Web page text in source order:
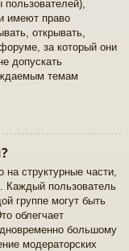
имеют право
открывать,
за который они
допускать
темам
структурные части,
Каждый пользователь
группе могут быть
облегчает
большому
модераторских